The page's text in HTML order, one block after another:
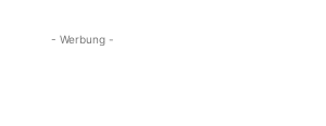
- Werbung -